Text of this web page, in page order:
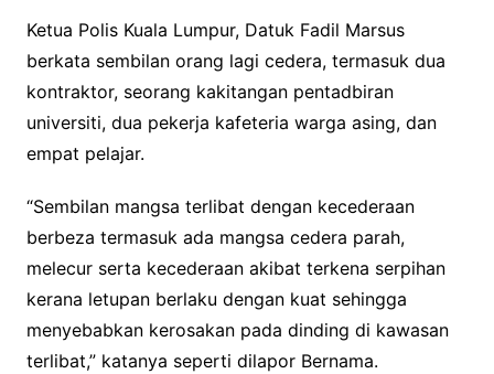
Ketua Polis Kuala Lumpur, Datuk Fadil Marsus
berkata sembilan orang lagi cedera, termasuk dua
kontraktor, seorang kakitangan pentadbiran
universiti, dua pekerja kafeteria warga asing, dan
empat pelajar.
“Sembilan mangsa terlibat dengan kecederaan
berbeza termasuk ada mangsa cedera parah,
melecur serta kecederaan akibat terkena serpihan
kerana letupan berlaku dengan kuat sehingga
menyebabkan kerosakan pada dinding di kawasan
terlibat,” katanya seperti dilapor Bernama.